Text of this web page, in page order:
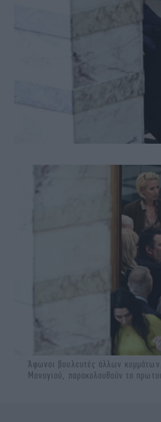
Άφωνοι βουλευτές άλλων
Μονογιού, παρακολουθούν το